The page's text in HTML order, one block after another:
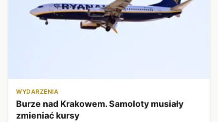
WYDARZENIA
Burze nad Krakowem. Samoloty musiały
zmieniać kursy